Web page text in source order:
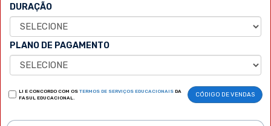
DURAÇÃO
PLANO DE PAGAMENTO
LI E CONCORDO COM OS TERMOS DE SERVIÇOS EDUCACIONAIS DA
FASUL EDUCACIONAL.
CÓDIGO DE VENDAS